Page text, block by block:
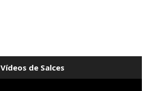
Vídeos de Salces